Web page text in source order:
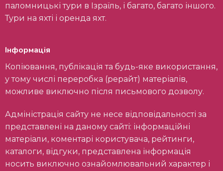
паломницькі тури в Ізраїль, і багато, багато іншого.
Тури на яхті і оренда яхт.
Інформація
Копіювання, публікація та будь-яке використання,
у тому числі переробка (рерайт) матеріалів,
можливе виключно після письмового дозволу.
Адміністрація сайту не несе відповідальності за
представлені на даному сайті: інформаційні
матеріали, коментарі користувача, рейтинги,
каталоги, відгуки, представлена інформація
носить виключно ознайомлювальний характер і